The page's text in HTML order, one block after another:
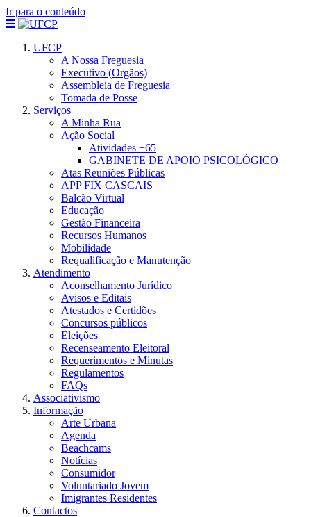
Ir para o conteúdo
UFCP
A Nossa Freguesia
Executivo (Orgãos)
Assembleia de Freguesia
Tomada de Posse
Serviços
A Minha Rua
Ação Social
Atividades +65
GABINETE DE APOIO PSICOLÓGICO
Atas Reuniões Públicas
APP FIX CASCAIS
Balcão Virtual
Educação
Gestão Financeira
Recursos Humanos
Mobilidade
Requalificação e Manutenção
Atendimento
Aconselhamento Jurídico
Avisos e Editais
Atestados e Certidões
Concursos públicos
Eleições
Recenseamento Eleitoral
Requerimentos e Minutas
Regulamentos
FAQs
Associativismo
Informação
Arte Urbana
Agenda
Beachcams
Notícias
Consumidor
Voluntariado Jovem
Imigrantes Residentes
Contactos